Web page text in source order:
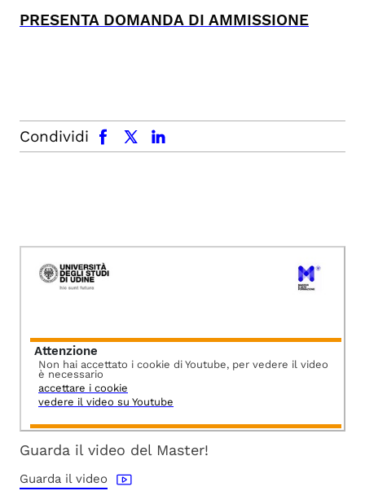
PRESENTA DOMANDA DI AMMISSIONE
Condividi
facebook x.com linkedin
Attenzione
Non hai accettato i cookie di Youtube, per vedere il video
è necessario
accettare i cookie
vedere il video su Youtube
Guarda il video del Master!
Guarda il video